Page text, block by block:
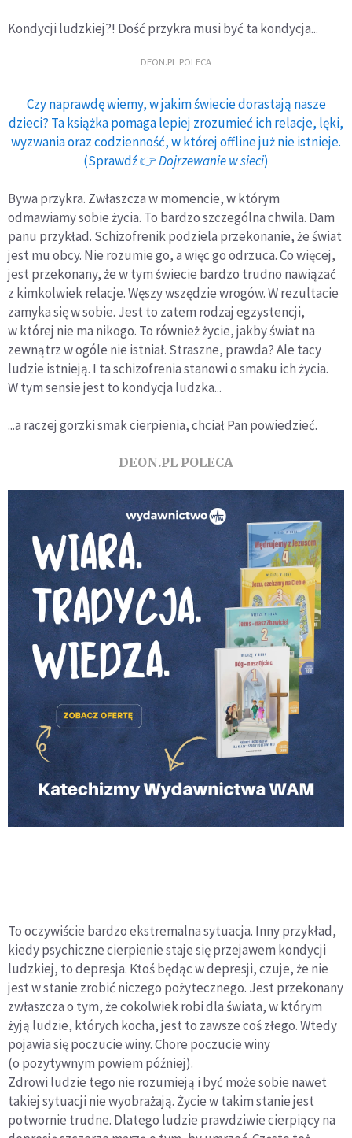
Kondycji ludzkiej?! Dość przykra musi być ta kondycja...
DEON.PL POLECA
Czy naprawdę wiemy, w jakim świecie dorastają nasze
dzieci? Ta książka pomaga lepiej zrozumieć ich relacje, lęki,
wyzwania oraz codzienność, w której offline już nie istnieje.
(Sprawdź 👉Dojrzewanie w sieci)
Bywa przykra. Zwłaszcza w momencie, w którym
odmawiamy sobie życia. To bardzo szczególna chwila. Dam
panu przykład. Schizofrenik podziela przekonanie, że świat
jest mu obcy. Nie rozumie go, a więc go odrzuca. Co więcej,
jest przekonany, że w tym świecie bardzo trudno nawiązać
z kimkolwiek relacje. Węszy wszędzie wrogów. W rezultacie
zamyka się w sobie. Jest to zatem rodzaj egzystencji,
w której nie ma nikogo. To również życie, jakby świat na
zewnątrz w ogóle nie istniał. Straszne, prawda? Ale tacy
ludzie istnieją. I ta schizofrenia stanowi o smaku ich życia.
W tym sensie jest to kondycja ludzka...
...a raczej gorzki smak cierpienia, chciał Pan powiedzieć.
DEON.PL POLECA
To oczywiście bardzo ekstremalna sytuacja. Inny przykład,
kiedy psychiczne cierpienie staje się przejawem kondycji
ludzkiej, to depresja. Ktoś będąc w depresji, czuje, że nie
jest w stanie zrobić niczego pożytecznego. Jest przekonany
zwłaszcza o tym, że cokolwiek robi dla świata, w którym
żyją ludzie, których kocha, jest to zawsze coś złego. Wtedy
pojawia się poczucie winy. Chore poczucie winy
(o pozytywnym powiem później).
Zdrowi ludzie tego nie rozumieją i być może sobie nawet
takiej sytuacji nie wyobrażają. Życie w takim stanie jest
potwornie trudne. Dlatego ludzie prawdziwie cierpiący na